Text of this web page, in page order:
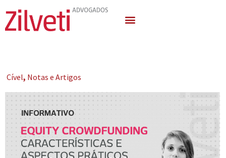
Cível, Notas e Artigos